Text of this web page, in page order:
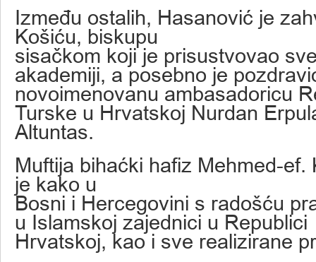
Između ostalih, Hasanović je
Košiću, biskupu
sisačkom koji je prisustvovao
akademiji, a posebno je
novoimenovanu ambasadoricu
Turske u Hrvatskoj Nurdan
Altuntas.
Muftija bihaćki hafiz Mehmed-ef.
je kako u
Bosni i Hercegovini s radošću
u Islamskoj zajednici u Republici
Hrvatskoj, kao i sve realizirane